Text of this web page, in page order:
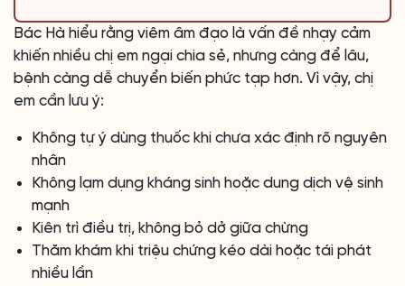
Bác Hà hiểu rằng viêm âm đạo là vấn đề nhạy cảm
khiến nhiều chị em ngại chia sẻ, nhưng càng để lâu,
bệnh càng dễ chuyển biến phức tạp hơn. Vì vậy, chị
em cần lưu ý:
Không tự ý dùng thuốc khi chưa xác định rõ nguyên
nhân
Không lạm dụng kháng sinh hoặc dung dịch vệ sinh
mạnh
Kiên trì điều trị, không bỏ dở giữa chừng
Thăm khám khi triệu chứng kéo dài hoặc tái phát
nhiều lần